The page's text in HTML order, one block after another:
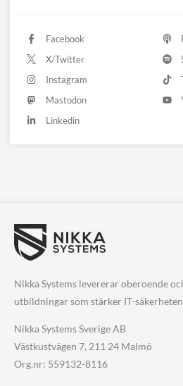
Facebook
X/Twitter
Instagram
Mastodon
Linkedin
Nikka Systems levererar oberoende
utbildningar som stärker IT-
Nikka Systems Sverige AB
Västkustvägen 7, 211 24 Malmö
Org.nr: 559132-8116